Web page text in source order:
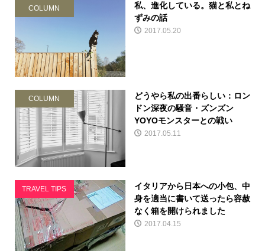
COLUMN
私、進化している。猫と私とね
ずみの話
2017.05.20
COLUMN
どうやら私の出番らしい：ロン
ドン深夜の騒音・ズンズン
YOYOモンスターとの戦い
2017.05.11
TRAVEL TIPS
イタリアから日本への小包、中
身を適当に書いて送ったら容赦
なく箱を開けられました
2017.04.15